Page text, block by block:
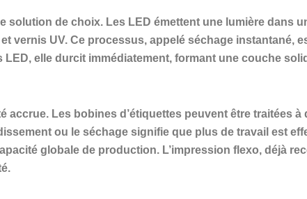
solution de choix. Les LED émettent une lumière dans
vernis UV. Ce processus, appelé séchage instantané,
elle durcit immédiatement, formant une couche
Les bobines d’étiquettes peuvent être traitées à
ou le séchage signifie que plus de travail est
globale de production. L’impression flexo, déjà